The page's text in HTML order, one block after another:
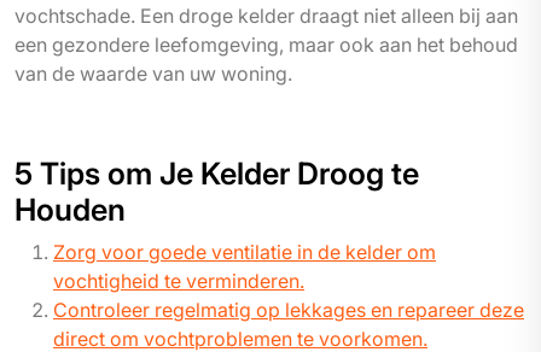
vochtschade. Een droge kelder draagt niet alleen bij aan
een gezondere leefomgeving, maar ook aan het behoud
van de waarde van uw woning.
5 Tips om Je Kelder Droog te
Houden
Zorg voor goede ventilatie in de kelder om
vochtigheid te verminderen.
Controleer regelmatig op lekkages en repareer deze
direct om vochtproblemen te voorkomen.